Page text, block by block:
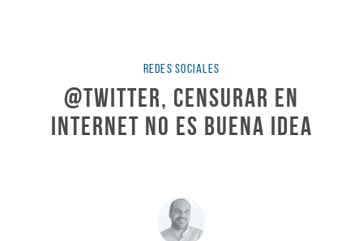
REDES SOCIALES
@Twitter, Censurar en
Internet no es Buena Idea